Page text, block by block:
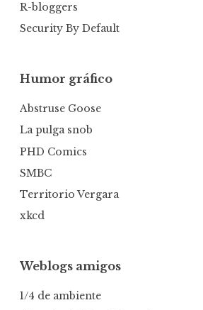
R-bloggers
Security By Default
Humor gráfico
Abstruse Goose
La pulga snob
PHD Comics
SMBC
Territorio Vergara
xkcd
Weblogs amigos
1/4 de ambiente